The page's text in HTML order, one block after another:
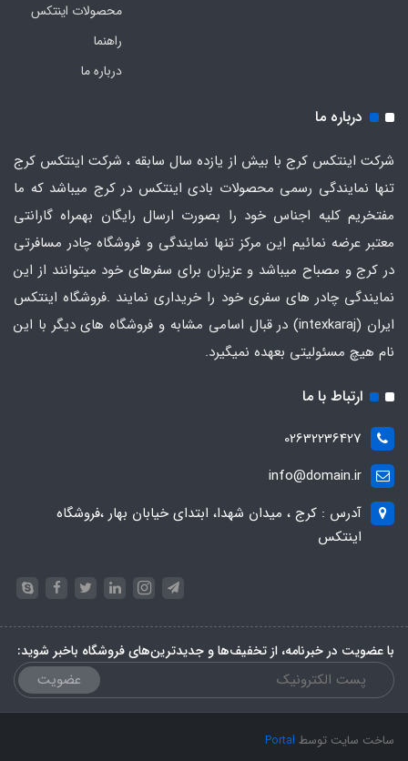
محصولات اینتکس
راهنما
درباره ما
درباره ما
شرکت اینتکس کرج با بیش از یازده سال سابقه ، شرکت اینتکس کرج
تنها نمایندگی رسمی محصولات بادی اینتکس در کرج میباشد که ما
مفتخریم کلیه اجناس خود را بصورت ارسال رایگان بهمراه گارانتی
معتبر عرضه نمائیم این مرکز تنها نمایندگی و فروشگاه چادر مسافرتی
در کرج و مصباح میباشد و عزیزان برای سفرهای خود میتوانند از این
نمایندگی چادر های سفری خود را خریداری نمایند .فروشگاه اینتکس
ایران
(intexkaraj) در قبال اسامی مشابه و فروشگاه های دیگر با این
نام هیچ مسئولیتی بعهده نمیگیرد.
ارتباط با ما
02632236427
info@domain.ir
آدرس : کرج ، میدان شهدا، ابتدای خیابان بهار ،فروشگاه
اینتکس
با عضویت در خبرنامه، از تخفیف‌ها و جدیدترین‌های فروشگاه باخبر شوید:
عضویت
ساخت سایت توسط Portal